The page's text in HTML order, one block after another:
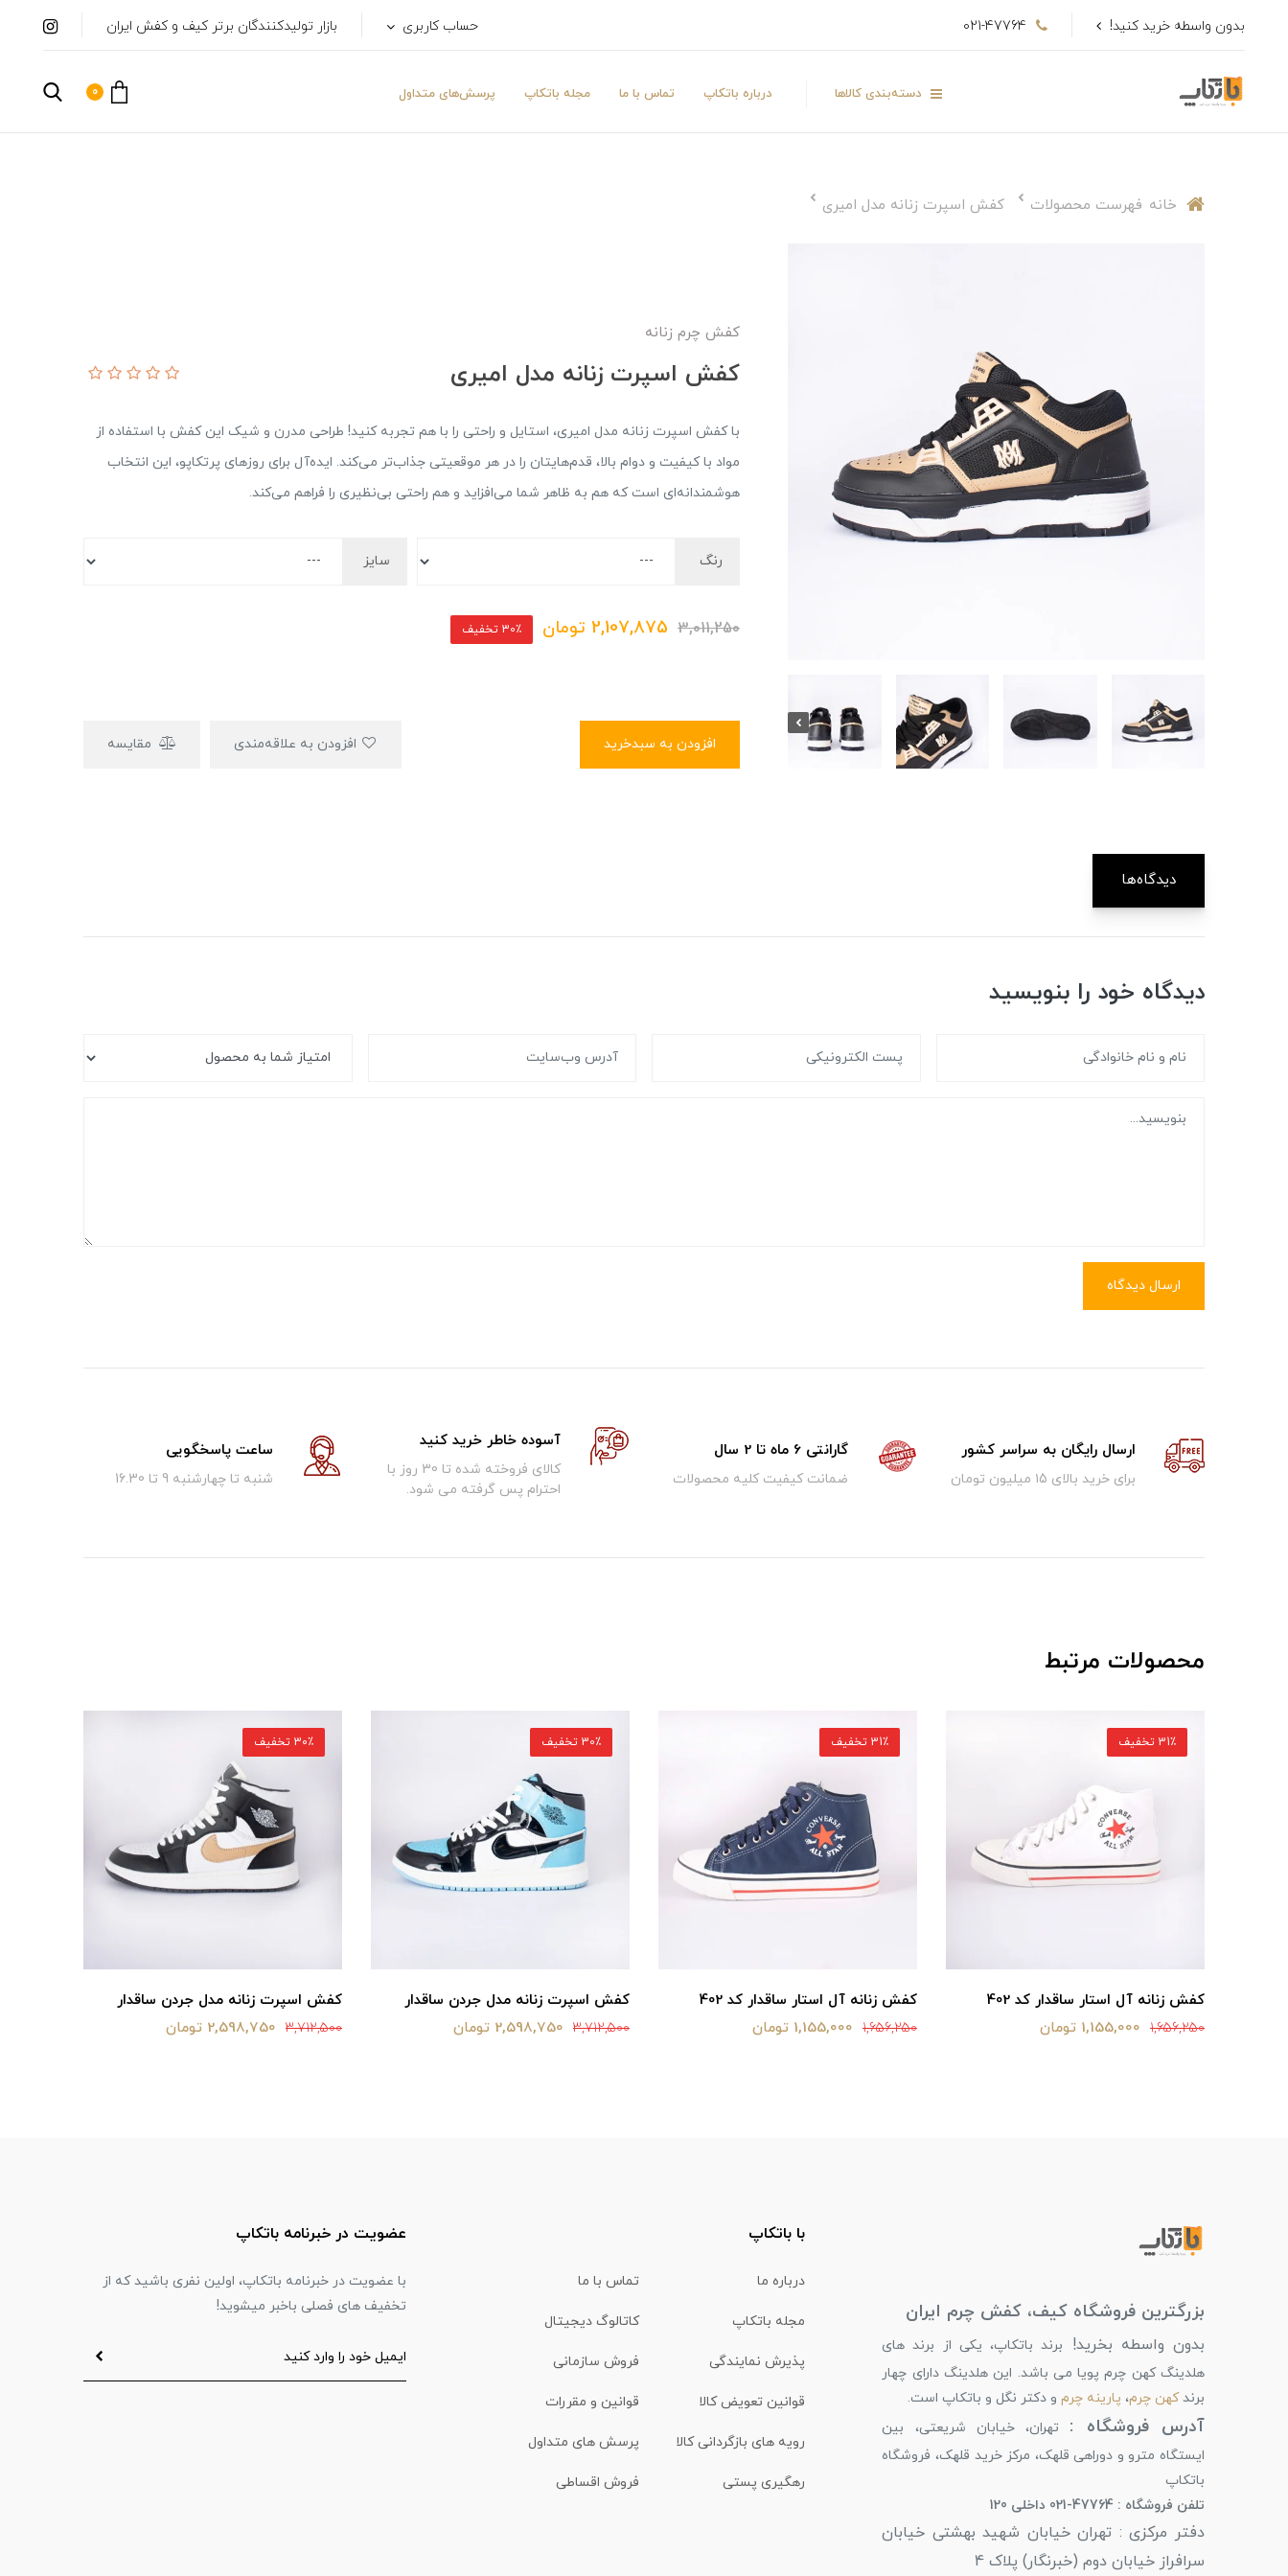
بدون واسطه خرید کنید! 021-47764 حساب کاربری بازار تولیدکنندگان برتر کیف و کفش ایران
دسته‌بندی کالاها درباره باتکاپ تماس با ما مجله باتکاپ پرسش‌های متداول 0
خانه فهرست محصولات کفش اسپرت زنانه مدل امیری
کفش چرم زنانه
کفش اسپرت زنانه مدل امیری
با کفش اسپرت زنانه مدل امیری، استایل و راحتی را با هم تجربه کنید! طراحی مدرن و شیک این کفش با استفاده از
مواد با کیفیت و دوام بالا، قدم‌هایتان را در هر موقعیتی جذاب‌تر می‌کند. ایده‌آل برای روزهای پرتکاپو، این انتخاب
هوشمندانه‌ای است که هم به ظاهر شما می‌افزاید و هم راحتی بی‌نظیری را فراهم می‌کند.
رنگ سایز
3,011,250
2,107,875 تومان 30٪ تخفیف
افزودن به سبدخرید مقایسه
دیدگاه‌ها
دیدگاه خود را بنویسید
ارسال دیدگاه
ارسال رایگان به سراسر کشور
برای خرید بالای ۱5 میلیون تومان
گارانتی 6 ماه تا 2 سال
ضمانت کیفیت کلیه محصولات
آسوده خاطر خرید کنید
کالای فروخته شده تا 30 روز با
احترام پس گرفته می شود.
ساعت پاسخگویی
شنبه تا چهارشنبه 9 تا 16.30
محصولات مرتبط
کفش زنانه آل استار ساقدار کد 402
1,656,250 1,155,000 تومان
31٪ تخفیف
کفش زنانه آل استار ساقدار کد 402
1,656,250 1,155,000 تومان
31٪ تخفیف
کفش اسپرت زنانه مدل جردن ساقدار
3,712,500 2,598,750 تومان
30٪ تخفیف
کفش اسپرت زنانه مدل جردن ساقدار
3,712,500 2,598,750 تومان
30٪ تخفیف
بزرگترین فروشگاه کیف، کفش چرم ایران
بدون واسطه بخرید!
برند باتکاپ، یکی از برند های
هلدینگ کهن چرم پویا می باشد. این هلدینگ دارای چهار
برندکهن چرم، پارینه چرم و دکتر نگل و باتکاپ است.
آدرس فروشگاه : تهران، خیابان شریعتی، بین
ایستگاه مترو و دوراهی قلهک، مرکز خرید قلهک، فروشگاه
باتکاپ
تلفن فروشگاه : 47764-021 داخلی 120
دفتر مرکزی : تهران خیابان شهید بهشتی خیابان
سرافراز خیابان دوم (خبرنگار) پلاک 4
با باتکاپ
درباره ما تماس با ما
مجله باتکاپ کاتالوگ دیجیتال
پذیرش نمایندگی فروش سازمانی
قوانین تعویض کالا قوانین و مقررات
رویه های بازگردانی کالا پرسش های متداول
رهگیری پستی فروش اقساطی
عضویت در خبرنامه باتکاپ
با عضویت در خبرنامه باتکاپ، اولین نفری باشید که از
تخفیف های فصلی باخبر میشوید!